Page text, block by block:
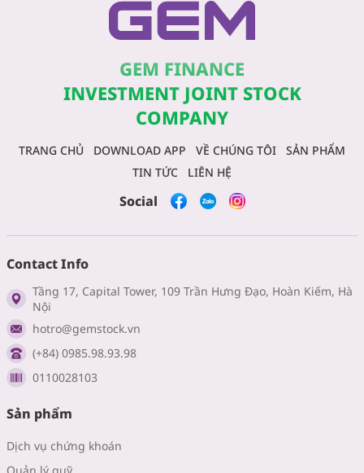
GEM FINANCE
INVESTMENT JOINT STOCK
COMPANY
TRANG CHỦ DOWNLOAD APP VỀ CHÚNG TÔI
SẢN PHẨM
TIN TỨC
LIÊN HỆ
Social
Contact Info
Tầng 17, Capital Tower, 109 Trần Hưng Đạo, Hoàn Kiếm, Hà
Nội
hotro@gemstock.vn
(+84) 0985.98.93.98
0110028103
Sản phẩm
Dịch vụ chứng khoán
Quản lý quỹ